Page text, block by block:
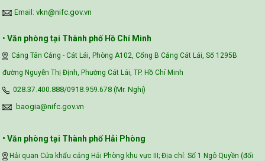
Email: vkn@nifc.gov.vn
• Văn phòng tại Thành phố Hồ Chí Minh
Cảng Tân Cảng - Cát Lái, Phòng A102, Cổng B Cảng Cát Lái, Số 1295B
đường Nguyễn Thị Định, Phường Cát Lái, TP. Hồ Chí Minh
028.37.400.888/0918.959.678 (Mr. Nghị)
baogia@nifc.gov.vn
• Văn phòng tại Thành phố Hải Phòng
Hải quan Cửa khẩu cảng Hải Phòng khu vực III; Địa chỉ: Số 1 Ngô Quyền (đối